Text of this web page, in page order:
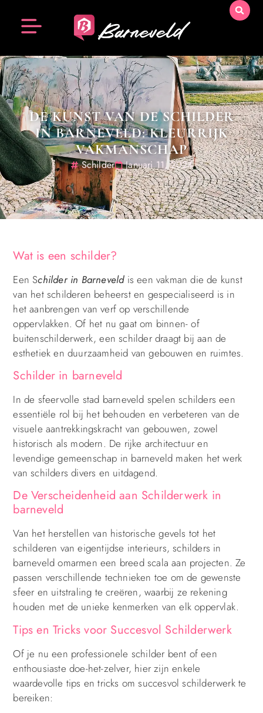
DE KUNST VAN DE SCHILDER
IN BARNEVELD: KLEURRIJK
VAKMANSCHAP
Schilder Januari 11, 2024
Wat is een schilder?
Een Schilder in Barneveldis een vakman die de kunst
van het schilderen beheerst en gespecialiseerd is in
het aanbrengen van verf op verschillende
oppervlakken. Of het nu gaat om binnen- of
buitenschilderwerk, een schilder draagt bij aan de
esthetiek en duurzaamheid van gebouwen en ruimtes.
Schilder in barneveld
In de sfeervolle stad barneveld spelen schilders een
essentiële rol bij het behouden en verbeteren van de
visuele aantrekkingskracht van gebouwen, zowel
historisch als modern. De rijke architectuur en
levendige gemeenschap in barneveld maken het werk
van schilders divers en uitdagend.
De Verscheidenheid aan Schilderwerk in
barneveld
Van het herstellen van historische gevels tot het
schilderen van eigentijdse interieurs, schilders in
barneveld omarmen een breed scala aan projecten. Ze
passen verschillende technieken toe om de gewenste
sfeer en uitstraling te creëren, waarbij ze rekening
houden met de unieke kenmerken van elk oppervlak.
Tips en Tricks voor Succesvol Schilderwerk
Of je nu een professionele schilder bent of een
enthousiaste doe-het-zelver, hier zijn enkele
waardevolle tips en tricks om succesvol schilderwerk te
bereiken: